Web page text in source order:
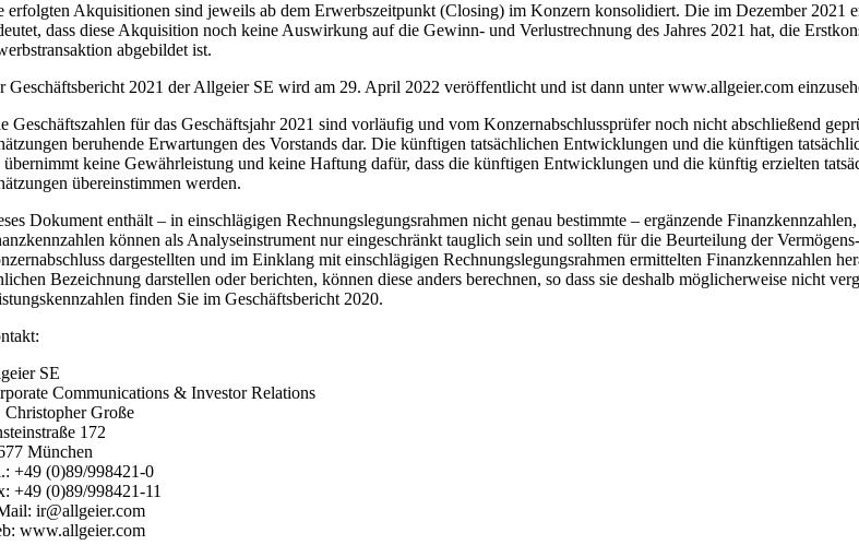
erfolgten Akquisitionen sind jeweils ab dem Erwerbszeitpunkt (Closing) im Konzern konsolidiert. Die im Dezember
dass diese Akquisition noch keine Auswirkung auf die Gewinn- und Verlustrechnung des Jahres 2021 hat, die
abgebildet ist.
Geschäftsbericht 2021 der Allgeier SE wird am 29. April 2022 veröffentlicht und ist dann unter www.allgeier.com
Geschäftszahlen für das Geschäftsjahr 2021 sind vorläufig und vom Konzernabschlussprüfer noch nicht abschließend
beruhende Erwartungen des Vorstands dar. Die künftigen tatsächlichen Entwicklungen und die künftigen
übernimmt keine Gewährleistung und keine Haftung dafür, dass die künftigen Entwicklungen und die künftig erzielten
übereinstimmen werden.
Dokument enthält – in einschlägigen Rechnungslegungsrahmen nicht genau bestimmte – ergänzende
können als Analyseinstrument nur eingeschränkt tauglich sein und sollten für die Beurteilung der
dargestellten und im Einklang mit einschlägigen Rechnungslegungsrahmen ermittelten Finanzkennzahlen
Bezeichnung darstellen oder berichten, können diese anders berechnen, so dass sie deshalb möglicherweise nicht
finden Sie im Geschäftsbericht 2020.
SE
Communications & Investor Relations
Christopher Große
172
München
+49 (0)89/998421-0
+49 (0)89/998421-11
ir@allgeier.com
www.allgeier.com